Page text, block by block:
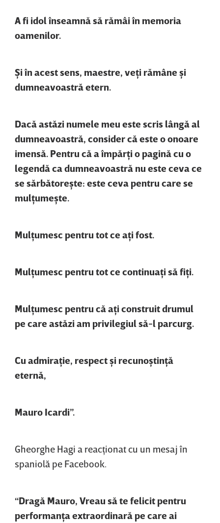
A fi idol înseamnă să rămâi în memoria
oamenilor.
Şi în acest sens, maestre, veţi rămâne şi
dumneavoastră etern.
Dacă astăzi numele meu este scris lângă al
dumneavoastră, consider că este o onoare
imensă. Pentru că a împărţi o pagină cu o
legendă ca dumneavoastră nu este ceva ce
se sărbătoreşte: este ceva pentru care se
mulţumeşte.
Mulţumesc pentru tot ce aţi fost.
Mulţumesc pentru tot ce continuaţi să fiţi.
Mulţumesc pentru că aţi construit drumul
pe care astăzi am privilegiul să-l parcurg.
Cu admiraţie, respect şi recunoştinţă
eternă,
Mauro Icardi”.
Gheorghe Hagi a reacţionat cu un mesaj în
spaniolă pe Facebook.
“Dragă Mauro, Vreau să te felicit pentru
performanţa extraordinară pe care ai